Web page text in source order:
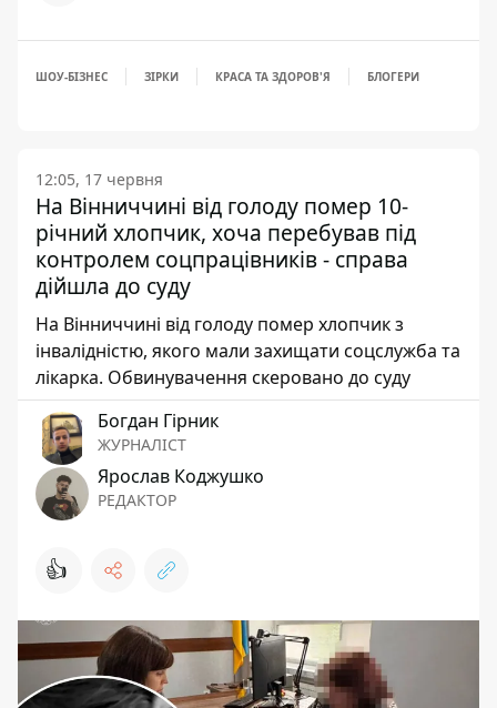
ШОУ-БІЗНЕС ЗІРКИ КРАСА ТА ЗДОРОВ'Я БЛОГЕРИ
12:05, 17 червня
На Вінниччині від голоду помер 10-
річний хлопчик, хоча перебував під
контролем соцпрацівників - справа
дійшла до суду
На Вінниччині від голоду помер хлопчик з
інвалідністю, якого мали захищати соцслужба та
лікарка. Обвинувачення скеровано до суду
Богдан Гірник
ЖУРНАЛІСТ
Ярослав Коджушко
РЕДАКТОР
👍